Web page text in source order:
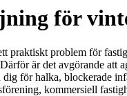
för
problem för
är det avgörande att
för halka, blockerade
kommersiell